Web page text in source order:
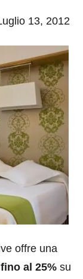
13, 2012
offre una
al 25% su